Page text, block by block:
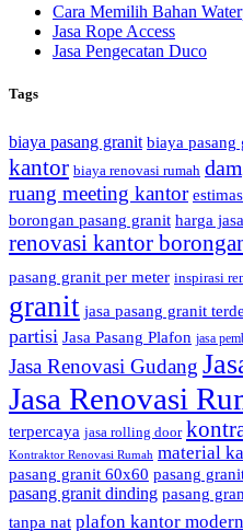
Cara Memilih Bahan
Jasa Rope Access
Jasa Pengecatan Duco
Tags
biaya pasang granit biaya pasang
kantor biaya renovasi rumah
ruang meeting kantor
borongan pasang granit harga
renovasi kantor
pasang granit per meter inspirasi
granit jasa pasang granit
partisi Jasa Pasang Plafon jasa
Jasa Renovasi Gudang
Jasa Renovasi
terpercaya jasa rolling door
Kontraktor Renovasi Rumah material
pasang granit 60x60 pasang
pasang granit dinding pasang
tanpa nat plafon kantor modern